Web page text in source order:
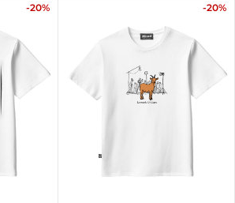
-20% -20%